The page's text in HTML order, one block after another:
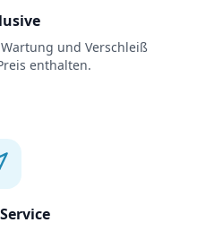
und Verschleiß
enthalten.